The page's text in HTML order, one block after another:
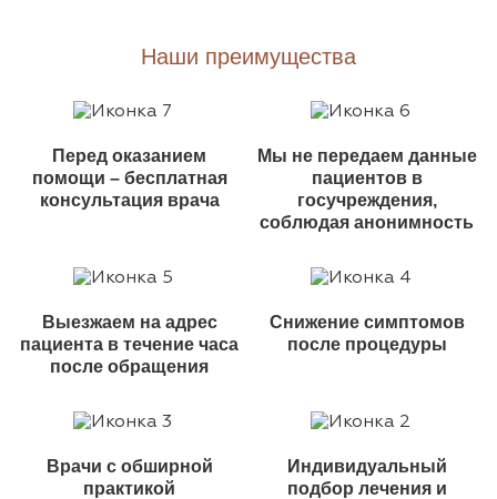
Наши преимущества
Перед оказанием
помощи – бесплатная
консультация врача
Мы не передаем данные
пациентов в
госучреждения,
соблюдая анонимность
Выезжаем на адрес
пациента в течение часа
после обращения
Снижение симптомов
после процедуры
Врачи с обширной
практикой
Индивидуальный
подбор лечения и